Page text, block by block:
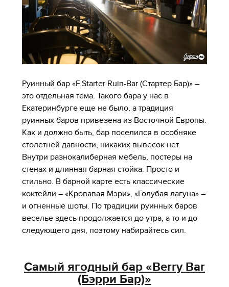
Руинный бар «F.Starter Ruin-Bar (Стартер Бар)» –
это отдельная тема. Такого бара у нас в
Екатеринбурге еще не было, а традиция
руинных баров привезена из Восточной Европы.
Как и должно быть, бар поселился в особняке
столетней давности, никаких вывесок нет.
Внутри разнокалиберная мебель, постеры на
стенах и длинная барная стойка. Просто и
стильно. В барной карте есть классические
коктейли – «Кровавая Мэри», «Голубая лагуна» –
и огненные шоты. По традиции руинных баров
веселье здесь продолжается до утра, а то и до
следующего дня, поэтому набирайтесь сил.
Самый ягодный бар «Berry Bar
(Бэрри Бар)»